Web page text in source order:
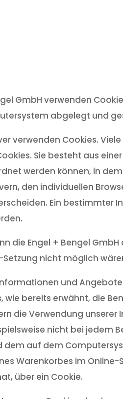
GmbH verwenden
abgelegt und
verwenden Cookies.
Sie besteht aus
werden können, in
den individuellen
Ein bestimmter
die Engel + Bengel
nicht möglich
und
bereits erwähnt, die
die Verwendung
nicht bei jedem
dem auf dem
Warenkorbes im
über ein Cookie.